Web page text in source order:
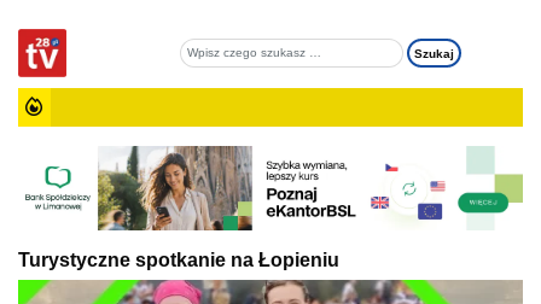
Turystyczne spotkanie na Łopieniu